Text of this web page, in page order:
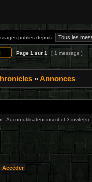
publiés depuis:
Page 1 sur 1 [ 1 message ]
»Annonces
: Aucun utilisateur inscrit et 3 invité(s)